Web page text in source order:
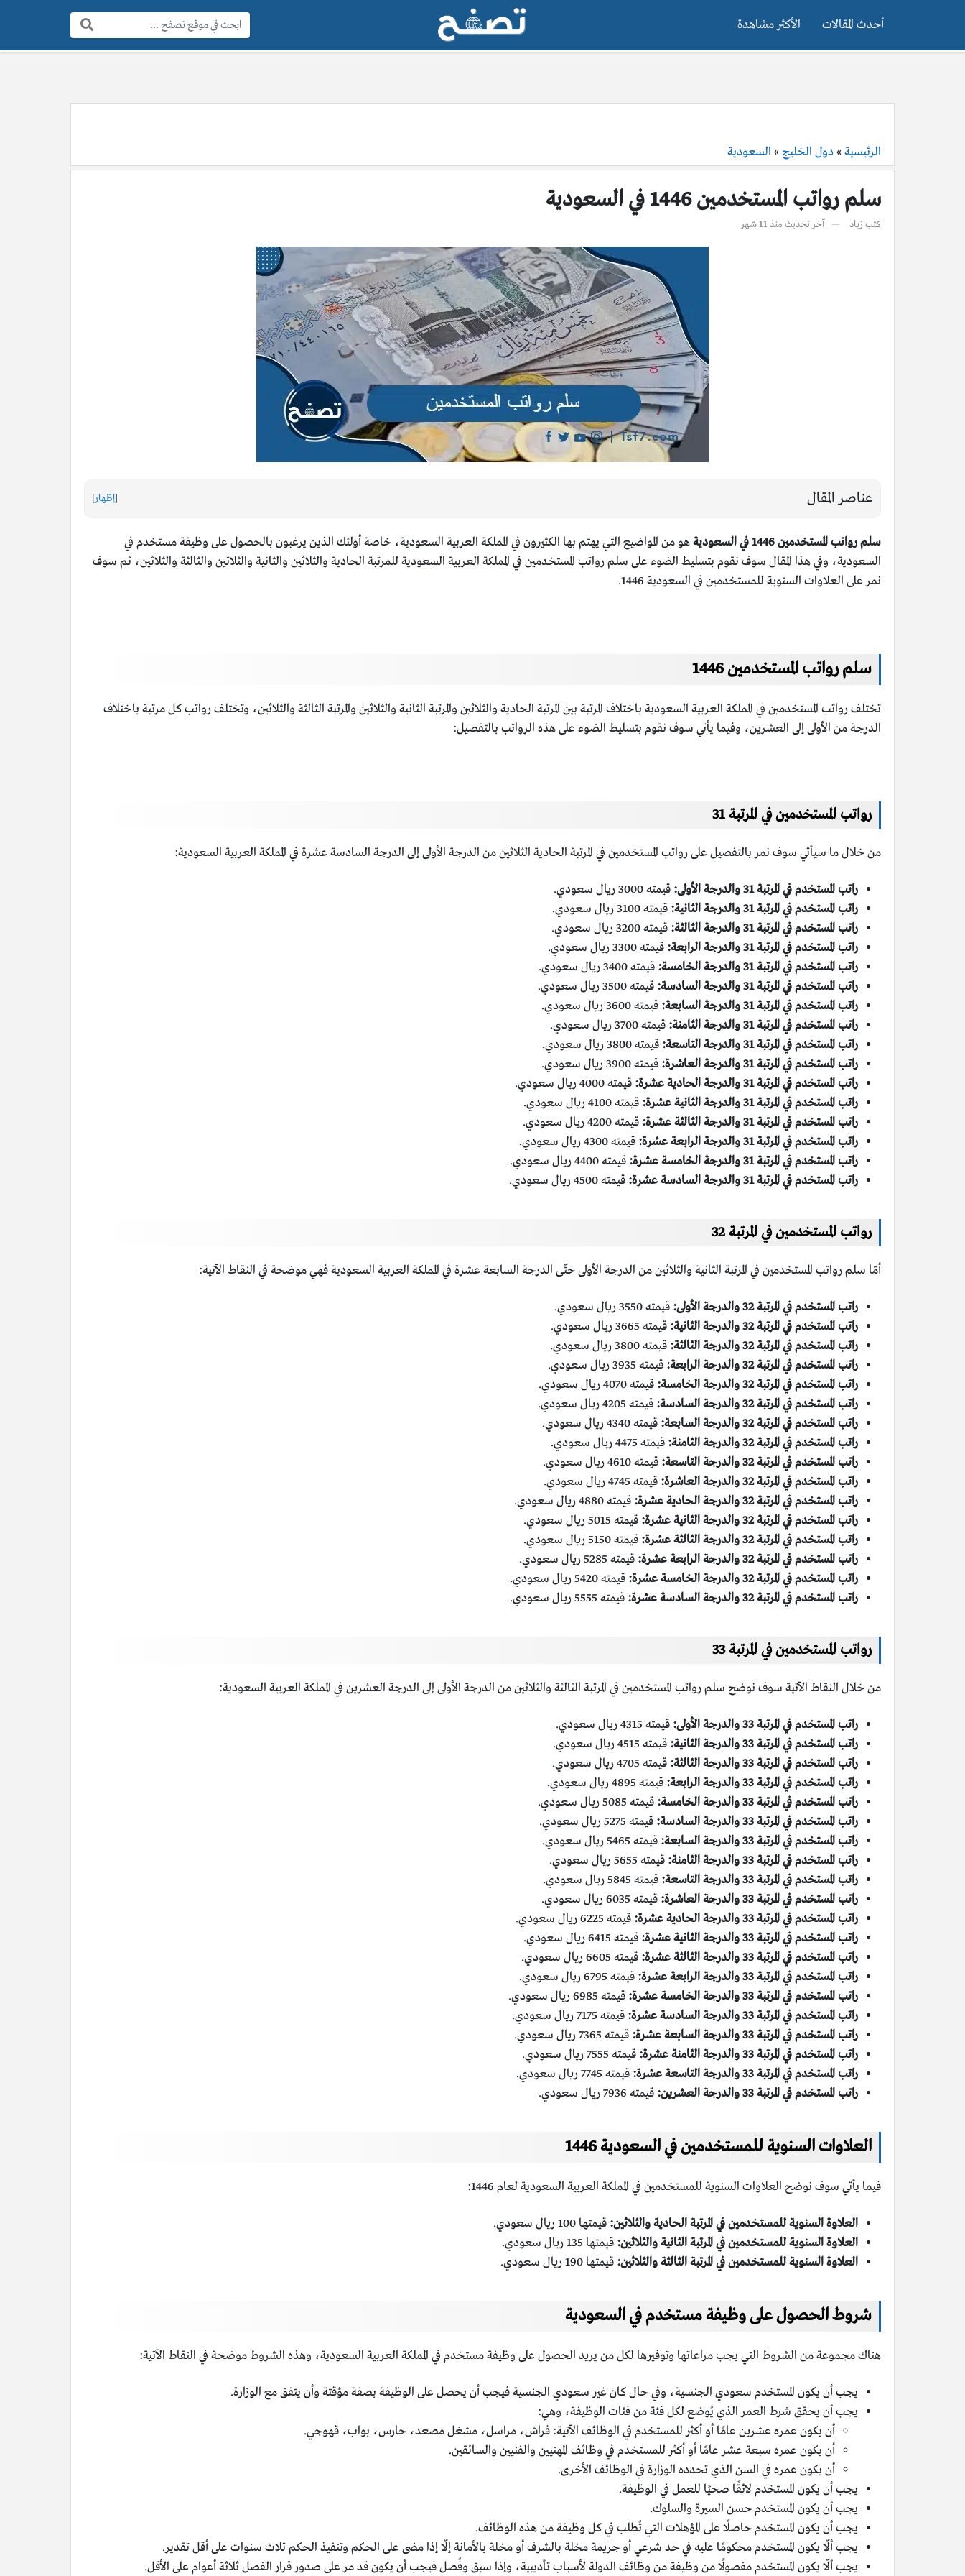
أحدث المقالات الأكثر مشاهدة
البحث:
الرئيسية »دول الخليج » السعودية
سلم رواتب المستخدمين 1446 في السعودية
كتب زياد آخر تحديث منذ 11 شهر
عناصر المقال [إظهار]
سلم رواتب المستخدمين 1446 في السعودية
هو من المواضيع التي يهتم بها الكثيرون في المملكة العربية السعودية، خاصة أولئك الذين يرغبون بالحصول على وظيفة مستخدم في
السعودية، وفي هذا المقال سوف نقوم بتسليط الضوء على سلم رواتب المستخدمين في المملكة العربية السعودية للمرتبة الحادية والثلاثين والثانية والثلاثين والثالثة والثلاثين، ثم سوف
نمر على العلاوات السنوية للمستخدمين في السعودية 1446.
سلم رواتب المستخدمين 1446
تختلف رواتب المستخدمين في المملكة العربية السعودية باختلاف المرتبة بين المرتبة الحادية والثلاثين والمرتبة الثانية والثلاثين والمرتبة الثالثة والثلاثين، وتختلف رواتب كل مرتبة باختلاف
الدرجة من الأولى إلى العشرين، وفيما يأتي سوف نقوم بتسليط الضوء على هذه الرواتب بالتفصيل:
رواتب المستخدمين في المرتبة 31
من خلال ما سيأتي سوف نمر بالتفصيل على رواتب المستخدمين في المرتبة الحادية الثلاثين من الدرجة الأولى إلى الدرجة السادسة عشرة في المملكة العربية السعودية:
راتب المستخدم في المرتبة 31 والدرجة الأولى:
قيمته 3000 ريال سعودي.
راتب المستخدم في المرتبة 31 والدرجة الثانية:
قيمته 3100 ريال سعودي.
راتب المستخدم في المرتبة 31 والدرجة الثالثة:
قيمته 3200 ريال سعودي.
راتب المستخدم في المرتبة 31 والدرجة الرابعة:
قيمته 3300 ريال سعودي.
راتب المستخدم في المرتبة 31 والدرجة الخامسة:
قيمته 3400 ريال سعودي.
راتب المستخدم في المرتبة 31 والدرجة السادسة:
قيمته 3500 ريال سعودي.
راتب المستخدم في المرتبة 31 والدرجة السابعة:
قيمته 3600 ريال سعودي.
راتب المستخدم في المرتبة 31 والدرجة الثامنة:
قيمته 3700 ريال سعودي.
راتب المستخدم في المرتبة 31 والدرجة التاسعة:
قيمته 3800 ريال سعودي.
راتب المستخدم في المرتبة 31 والدرجة العاشرة:
قيمته 3900 ريال سعودي.
راتب المستخدم في المرتبة 31 والدرجة الحادية عشرة:
قيمته 4000 ريال سعودي.
راتب المستخدم في المرتبة 31 والدرجة الثانية عشرة:
قيمته 4100 ريال سعودي.
راتب المستخدم في المرتبة 31 والدرجة الثالثة عشرة:
قيمته 4200 ريال سعودي.
راتب المستخدم في المرتبة 31 والدرجة الرابعة عشرة:
قيمته 4300 ريال سعودي.
راتب المستخدم في المرتبة 31 والدرجة الخامسة عشرة:
قيمته 4400 ريال سعودي.
راتب المستخدم في المرتبة 31 والدرجة السادسة عشرة:
قيمته 4500 ريال سعودي.
رواتب المستخدمين في المرتبة 32
أمّا سلم رواتب المستخدمين في المرتبة الثانية والثلاثين من الدرجة الأولى حتّى الدرجة السابعة عشرة في المملكة العربية السعودية فهي موضحة في النقاط الآتية:
راتب المستخدم في المرتبة 32 والدرجة الأولى:
قيمته 3550 ريال سعودي.
راتب المستخدم في المرتبة 32 والدرجة الثانية:
قيمته 3665 ريال سعودي.
راتب المستخدم في المرتبة 32 والدرجة الثالثة:
قيمته 3800 ريال سعودي.
راتب المستخدم في المرتبة 32 والدرجة الرابعة:
قيمته 3935 ريال سعودي.
راتب المستخدم في المرتبة 32 والدرجة الخامسة:
قيمته 4070 ريال سعودي.
راتب المستخدم في المرتبة 32 والدرجة السادسة:
قيمته 4205 ريال سعودي.
راتب المستخدم في المرتبة 32 والدرجة السابعة:
قيمته 4340 ريال سعودي.
راتب المستخدم في المرتبة 32 والدرجة الثامنة:
قيمته 4475 ريال سعودي.
راتب المستخدم في المرتبة 32 والدرجة التاسعة:
قيمته 4610 ريال سعودي.
راتب المستخدم في المرتبة 32 والدرجة العاشرة:
قيمته 4745 ريال سعودي.
راتب المستخدم في المرتبة 32 والدرجة الحادية عشرة:
قيمته 4880 ريال سعودي.
راتب المستخدم في المرتبة 32 والدرجة الثانية عشرة:
قيمته 5015 ريال سعودي.
راتب المستخدم في المرتبة 32 والدرجة الثالثة عشرة:
قيمته 5150 ريال سعودي.
راتب المستخدم في المرتبة 32 والدرجة الرابعة عشرة:
قيمته 5285 ريال سعودي.
راتب المستخدم في المرتبة 32 والدرجة الخامسة عشرة:
قيمته 5420 ريال سعودي.
راتب المستخدم في المرتبة 32 والدرجة السادسة عشرة:
قيمته 5555 ريال سعودي.
رواتب المستخدمين في المرتبة 33
من خلال النقاط الآتية سوف نوضح سلم رواتب المستخدمين في المرتبة الثالثة والثلاثين من الدرجة الأولى إلى الدرجة العشرين في المملكة العربية السعودية:
راتب المستخدم في المرتبة 33 والدرجة الأولى:
قيمته 4315 ريال سعودي.
راتب المستخدم في المرتبة 33 والدرجة الثانية:
قيمته 4515 ريال سعودي.
راتب المستخدم في المرتبة 33 والدرجة الثالثة:
قيمته 4705 ريال سعودي.
راتب المستخدم في المرتبة 33 والدرجة الرابعة:
قيمته 4895 ريال سعودي.
راتب المستخدم في المرتبة 33 والدرجة الخامسة:
قيمته 5085 ريال سعودي.
راتب المستخدم في المرتبة 33 والدرجة السادسة:
قيمته 5275 ريال سعودي.
راتب المستخدم في المرتبة 33 والدرجة السابعة:
قيمته 5465 ريال سعودي.
راتب المستخدم في المرتبة 33 والدرجة الثامنة:
قيمته 5655 ريال سعودي.
راتب المستخدم في المرتبة 33 والدرجة التاسعة:
قيمته 5845 ريال سعودي.
راتب المستخدم في المرتبة 33 والدرجة العاشرة:
قيمته 6035 ريال سعودي.
راتب المستخدم في المرتبة 33 والدرجة الحادية عشرة:
قيمته 6225 ريال سعودي.
راتب المستخدم في المرتبة 33 والدرجة الثانية عشرة:
قيمته 6415 ريال سعودي.
راتب المستخدم في المرتبة 33 والدرجة الثالثة عشرة:
قيمته 6605 ريال سعودي.
راتب المستخدم في المرتبة 33 والدرجة الرابعة عشرة:
قيمته 6795 ريال سعودي.
راتب المستخدم في المرتبة 33 والدرجة الخامسة عشرة:
قيمته 6985 ريال سعودي.
راتب المستخدم في المرتبة 33 والدرجة السادسة عشرة:
قيمته 7175 ريال سعودي.
راتب المستخدم في المرتبة 33 والدرجة السابعة عشرة:
قيمته 7365 ريال سعودي.
راتب المستخدم في المرتبة 33 والدرجة الثامنة عشرة:
قيمته 7555 ريال سعودي.
راتب المستخدم في المرتبة 33 والدرجة التاسعة عشرة:
قيمته 7745 ريال سعودي.
راتب المستخدم في المرتبة 33 والدرجة العشرين:
قيمته 7936 ريال سعودي.
العلاوات السنوية للمستخدمين في السعودية 1446
فيما يأتي سوف نوضح العلاوات السنوية للمستخدمين في المملكة العربية السعودية لعام 1446:
العلاوة السنوية للمستخدمين في المرتبة الحادية والثلاثين: قيمتها 100 ريال سعودي.
العلاوة السنوية للمستخدمين في المرتبة الثانية والثلاثين: قيمتها 135 ريال سعودي.
العلاوة السنوية للمستخدمين في المرتبة الثالثة والثلاثين: قيمتها 190 ريال سعودي.
شروط الحصول على وظيفة مستخدم في السعودية
هناك مجموعة من الشروط التي يجب مراعاتها وتوفيرها لكل من يريد الحصول على وظيفة مستخدم في المملكة العربية السعودية، وهذه الشروط موضحة في النقاط الآتية:
يجب أن يكون المستخدم سعودي الجنسية، وفي حال كان غير سعودي الجنسية فيجب أن يحصل على الوظيفة بصفة مؤقتة وأن يتفق مع الوزارة.
يجب أن يحقق شرط العمر الذي يُوضع لكل فئة من فئات الوظيفة، وهي:
أن يكون عمره عشرين عامًا أو أكثر للمستخدم في الوظائف الآتية: فراش، مراسل، مشغل مصعد، حارس، بواب، قهوجي.
أن يكون عمره سبعة عشر عامًا أو أكثر للمستخدم في وظائف المهنيين والفنيين والسائقين.
أن يكون عمره في السن الذي تحدده الوزارة في الوظائف الأخرى.
يجب أن يكون المستخدم لائقًا صحيًا للعمل في الوظيفة.
يجب أن يكون المستخدم حسن السيرة والسلوك.
يجب أن يكون المستخدم حاصلًا على المؤهلات التي تُطلب في كل وظيفة من هذه الوظائف.
يجب ألّا يكون المستخدم محكومًا عليه في حد شرعي أو جريمة مخلة بالشرف أو مخلة بالأمانة إلّا إذا مضى على الحكم وتنفيذ الحكم ثلاث سنوات على أقل تقدير.
يجب ألّا يكون المستخدم مفصولًا من وظيفة من وظائف الدولة لأسباب تأديبية، وإذا سبق وفُصل فيجب أن يكون قد مر على صدور قرار الفصل ثلاثة أعوام على الأقل.